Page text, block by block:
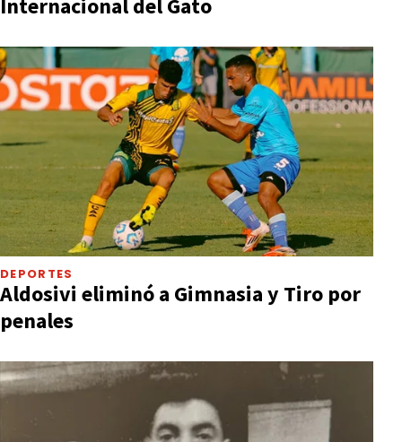
Internacional del Gato
DEPORTES
Aldosivi eliminó a Gimnasia y Tiro por
penales